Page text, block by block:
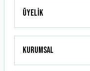
Üyelik
Kurumsal